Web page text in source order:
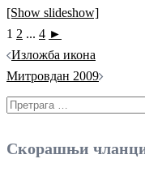
[Show slideshow]
1 2 ... 4 ►
Кретање
чланака
Изложба икона
Митровдан 2009
Претрага
за:
Скорашњи